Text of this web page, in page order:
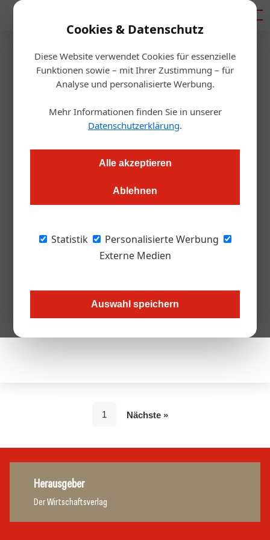
Cookies & Datenschutz
Diese Website verwendet Cookies für essenzielle
Funktionen sowie – mit Ihrer Zustimmung – für
Analyse und personalisierte Werbung.
Mehr Informationen finden Sie in unserer
Datenschutzerklärung.
Alle akzeptieren
Ablehnen
Statistik
Personalisierte Werbung
Externe Medien
Auswahl speichern
Artikel von Arch. DI Dieter
Wallmann,
Juryvorsitzender
Arch. DI Dieter Wallmann,
Juryvorsitzender
1 Nächste »
Herausgeber
Der Wirtschaftsverlag